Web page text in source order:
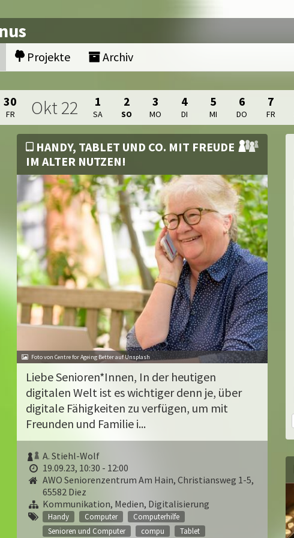
Projekte Archiv
30
FR Okt22 1
SA
2
SO
3
MO
4
DI
5
MI
6
DO
7
FR
HANDY, TABLET UND CO. MIT FREUDE
IM ALTER NUTZEN!
Foto von Centre for Ageing Better auf Unsplash
Liebe Senioren*Innen, In der heutigen
digitalen Welt ist es wichtiger denn je, über
digitale Fähigkeiten zu verfügen, um mit
Freunden und Familie i...
A. Stiehl-Wolf
19.09.23, 10:30 - 12:00
AWO Seniorenzentrum Am Hain, Christiansweg 1-5,
65582 Diez
Kommunikation, Medien, Digitalisierung
Handy Computer
Computerhilfe
Senioren und Computer
compu Tablet